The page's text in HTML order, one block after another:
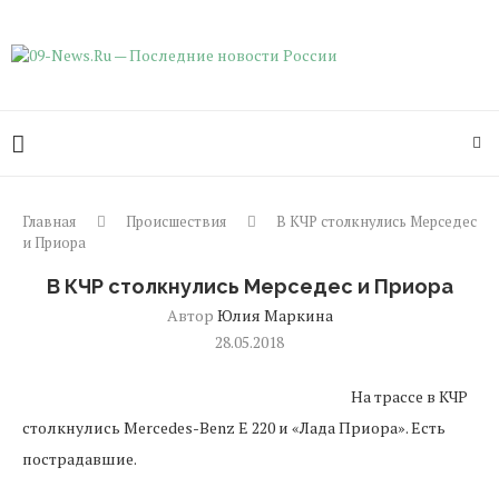
Главная Происшествия
В КЧР столкнулись Мерседес
и Приора
В КЧР столкнулись Мерседес и Приора
Автор Юлия Маркина
28.05.2018
На трассе в КЧР
столкнулись Mercedes-Benz E 220 и «Лада Приора». Есть
пострадавшие.